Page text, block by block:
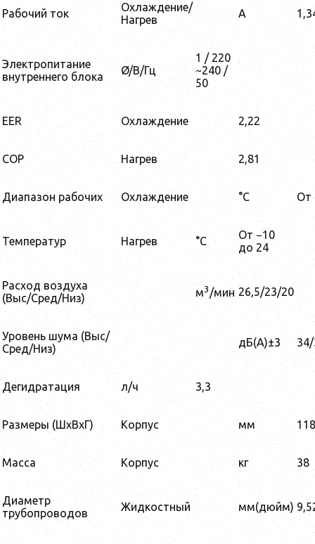
Рабочий ток
Охлаждение/
Нагрев
A
Электропитание
внутреннего блока
Ø/В/Гц
1 / 220
~240 /
50
EER Охлаждение 2,22
COP Нагрев 2,81
Диапазон рабочих Охлаждение °C От
Температур Нагрев °C
От −10
до 24
Расход воздуха
(Выс/Сред/Низ)
м3 /мин 26,5/23/20
Уровень шума (Выс/
Сред/Низ)
дБ(А)±3
Дегидратация л/ч 3,3
Размеры (ШxВxГ) Корпус мм
Масса Корпус кг 38
Диаметр
трубопроводов
Жидкостный мм(дюйм)